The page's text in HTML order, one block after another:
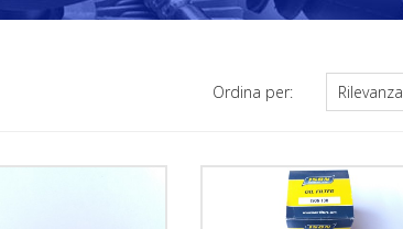
Ordina per: Rilevanza